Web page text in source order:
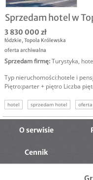
Sprzedam hotel w
3 830 000 zł
łódzkie,Topola Królewska
oferta archiwalna
Sprzedam firmę:Turystyka,
Typ nieruchomości:hotele i
Piętro:parter + piętro Liczba
hotel sprzedam hotel
nieruchomości turystyczne
inwestowanie w hotele
O serwisie
Cennik